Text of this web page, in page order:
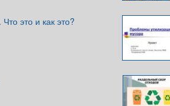
это и как это?